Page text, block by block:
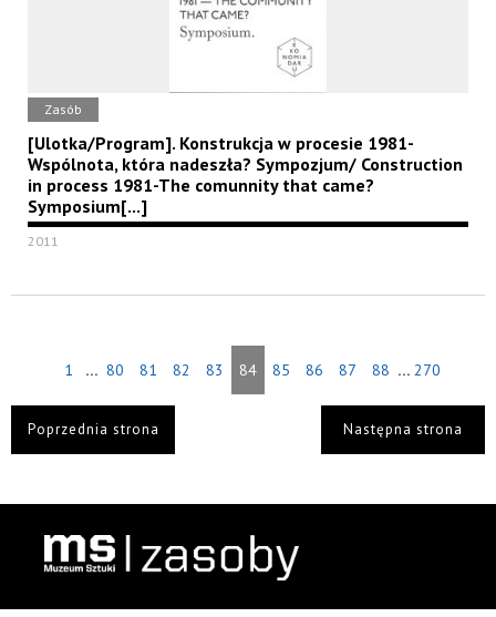
Zasób
[Ulotka/Program]. Konstrukcja w procesie 1981-
Wspólnota, która nadeszła? Sympozjum/ Construction
in process 1981-The comunnity that came?
Symposium[...]
2011
1 ... 80 81 82 83 84 85 86 87 88 ... 270
Poprzednia strona Następna strona